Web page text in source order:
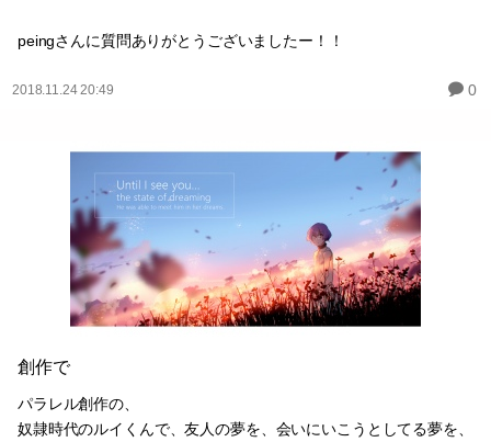
peingさんに質問ありがとうございましたー！！
2018.11.24 20:49 0
創作で
パラレル創作の、
奴隷時代のルイくんで、友人の夢を、会いにいこうとしてる夢を、